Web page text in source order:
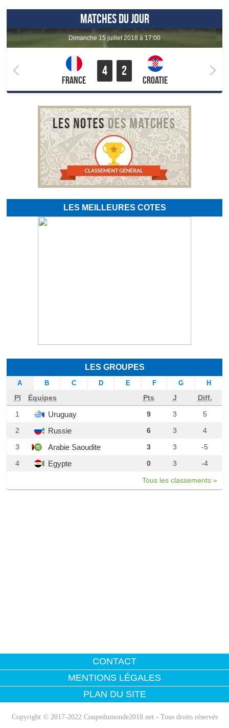
MATCHES DU JOUR
dimanche 15 juillet 2018 à 17:00
France
4 2
Croatie
LES MEILLEURES COTES
LES GROUPES
A B C D E F G H
Pl Équipes Pts J
Diff.
1
Uruguay 9 3
5
2
Russie 6 3
4
3
Arabie Saoudite 3 3
-5
4
Egypte 0 3 -4
Tous les classements »
CONTACT
MENTIONS LÉGALES
PLAN DU SITE
Copyright © 2017-2022 Coupedumonde2018.net - Tous droits réservés